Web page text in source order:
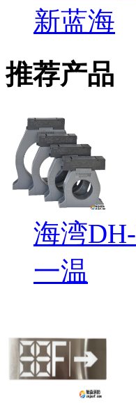
新蓝海
推荐产品
海湾
一温